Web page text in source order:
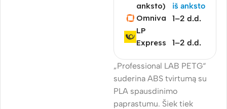
anksto)
iš anksto
Omniva
1–2 d.d.
LP
Express
1–2 d.d.
„Professional LAB PETG“
suderina ABS tvirtumą su
PLA spausdinimo
paprastumu. Šiek tiek